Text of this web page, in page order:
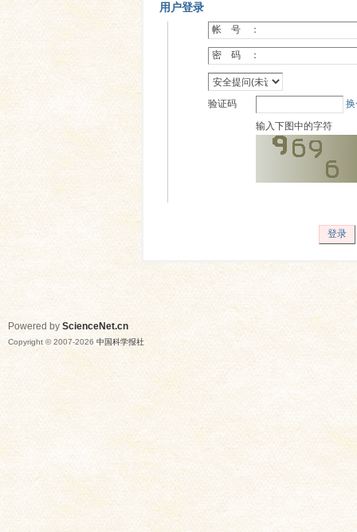
用户登录
帐 号 ：
密 码 ：
验证码
输入下图中的字符
登录
Powered by ScienceNet.cn
Copyright © 2007-2026 中国科学报社